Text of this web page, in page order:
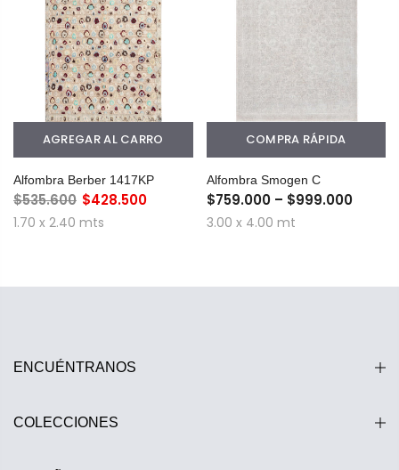
AGREGAR AL CARRO
Alfombra Berber 1417KP
$535.600 $428.500
1.70 x 2.40 mts
COMPRA RÁPIDA
Alfombra Smogen C
$759.000 – $999.000
3.00 x 4.00 mt
ENCUÉNTRANOS
COLECCIONES